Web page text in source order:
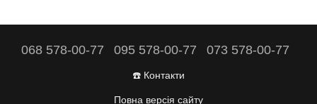
068 578-00-77 095 578-00-77 073 578-00-77
☎️ Контакти
Повна версія сайту